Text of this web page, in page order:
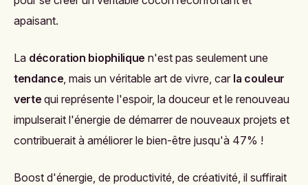
apaisant.
La décoration biophilique n'est pas seulement une
tendance, mais un véritable art de vivre, car la couleur
verte qui représente l'espoir, la douceur et le renouveau
impulserait l'énergie de démarrer de nouveaux projets et
contribuerait à améliorer le bien-être jusqu'à 47% !
Boost d'énergie, de productivité, de créativité, il suffirait